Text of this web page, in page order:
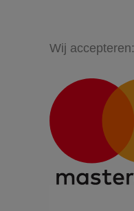
Wij accepteren: